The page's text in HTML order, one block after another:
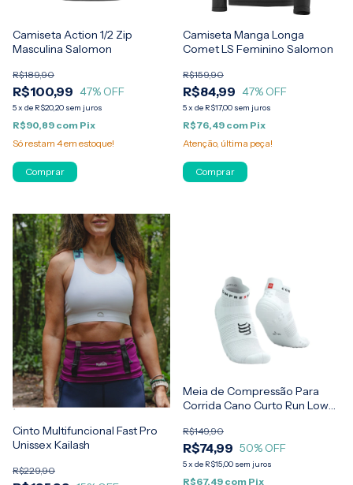
Camiseta Action 1/2 Zip
Masculina Salomon
R$100,99
R$189,90
47% OFF
5x de R$20,20 sem juros
R$90,89 com Pix
Só restam 4em estoque!
Comprar
Camiseta Manga Longa
Comet LS Feminino Salomon
R$84,99
R$159,90
47% OFF
5x de R$17,00 sem juros
R$76,49 com Pix
Atenção, última peça!
Comprar
Cinto Multifuncional Fast Pro
Unissex Kailash
R$229,90
Meia de Compressão Para
Corrida Cano Curto Run Low
R$74,99
R$149,90
50% OFF
5x de R$15,00 sem juros
R$67,49 com Pix